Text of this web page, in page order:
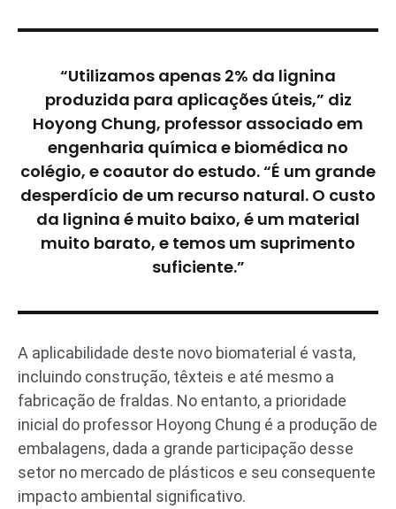
“Utilizamos apenas 2% da lignina
produzida para aplicações úteis,” diz
Hoyong Chung, professor associado em
engenharia química e biomédica no
colégio, e coautor do estudo. “É um grande
desperdício de um recurso natural. O custo
da lignina é muito baixo, é um material
muito barato, e temos um suprimento
suficiente.”
A aplicabilidade deste novo biomaterial é vasta,
incluindo construção, têxteis e até mesmo a
fabricação de fraldas. No entanto, a prioridade
inicial do professor Hoyong Chung é a produção de
embalagens, dada a grande participação desse
setor no mercado de plásticos e seu consequente
impacto ambiental significativo.